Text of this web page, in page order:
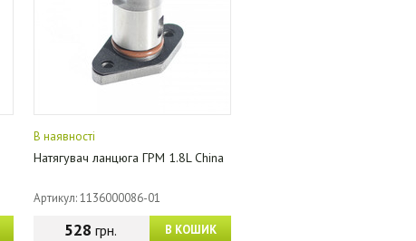
В наявності
Натягувач ланцюга ГРМ 1.8L China
Артикул: 1136000086-01
В КОШИК
528 грн.